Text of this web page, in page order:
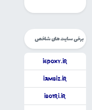
برخی سایت های شاخص
iEpoxy.ir
iAmBiz.ir
iBotri.ir